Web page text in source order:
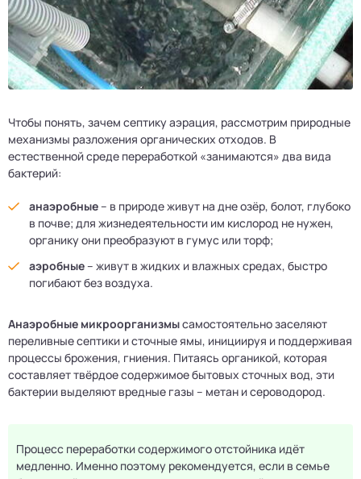
Чтобы понять, зачем септику аэрация, рассмотрим природные
механизмы разложения органических отходов. В
естественной среде переработкой «занимаются» два вида
бактерий:
анаэробные– в природе живут на дне озёр, болот, глубоко
в почве; для жизнедеятельности им кислород не нужен,
органику они преобразуют в гумус или торф;
аэробные– живут в жидких и влажных средах, быстро
погибают без воздуха.
Анаэробные микроорганизмысамостоятельно заселяют
переливные септики и сточные ямы, инициируя и поддерживая
процессы брожения, гниения. Питаясь органикой, которая
составляет твёрдое содержимое бытовых сточных вод, эти
бактерии выделяют вредные газы – метан и сероводород.
Процесс переработки содержимого отстойника идёт
медленно. Именно поэтому рекомендуется, если в семье